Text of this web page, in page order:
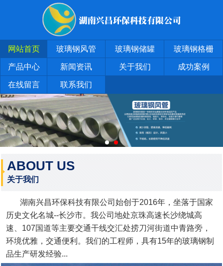
网站首页 玻璃钢风管 玻璃钢储罐 玻璃钢格栅
产品中心 新闻资讯 关于我们 成功案例
在线留言 联系我们
ABOUT US
关于我们
湖南兴昌环保科技有限公司始创于2016年，坐落于国家
历史文化名城--长沙市。我公司地处京珠高速长沙绕城高
速、107国道等主要交通干线交汇处捞刀河街道中青路旁，
环境优雅，交通便利。我们的工程师，具有15年的玻璃钢制
品生产研发经验...